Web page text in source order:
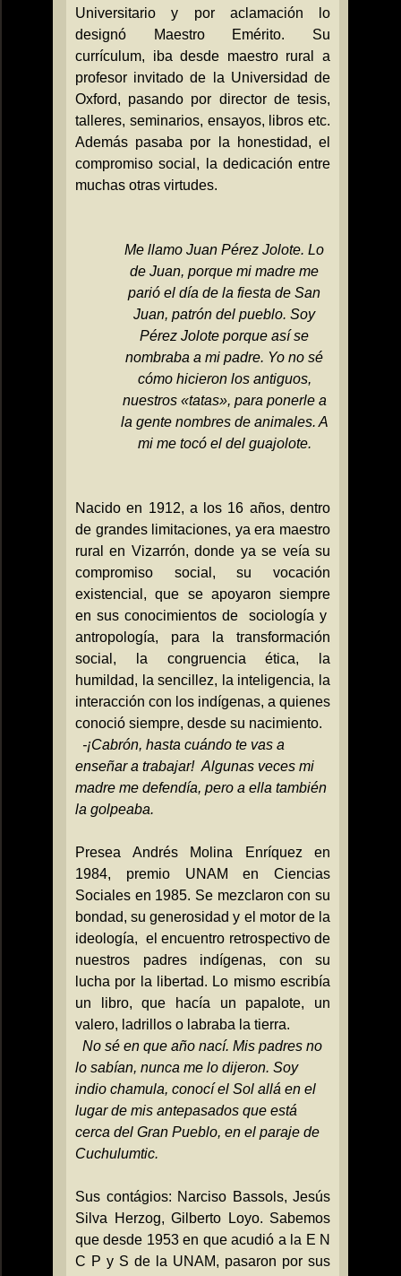
Universitario y por aclamación lo
designó Maestro Emérito. Su
currículum, iba desde maestro rural a
profesor invitado de
la Universidad de
Oxford, pasando por director de tesis,
talleres, seminarios, ensayos, libros etc.
Además pasaba por la honestidad, el
compromiso social, la dedicación entre
muchas otras virtudes.
Me llamo Juan Pérez Jolote. Lo
de Juan, porque mi madre me
parió el día de la fiesta de San
Juan, patrón del pueblo. Soy
Pérez Jolote porque así se
nombraba a mi padre. Yo no sé
cómo hicieron los antiguos,
nuestros «tatas», para ponerle a
la gente nombres de animales. A
mi me tocó el del guajolote.
Nacido en 1912, a los 16 años, dentro
de grandes limitaciones, ya era maestro
rural en Vizarrón, donde ya se veía su
compromiso social, su vocación
existencial, que se apoyaron siempre
en sus conocimientos de
sociología y
antropología, para la transformación
social, la congruencia ética, la
humildad, la sencillez, la inteligencia, la
interacción con los indígenas, a quienes
conoció siempre, desde su nacimiento.
-¡Cabrón, hasta cuándo te vas a
enseñar a trabajar! Algunas veces mi
madre me defendía, pero a ella también
la golpeaba.
Presea Andrés Molina Enríquez en
1984, premio UNAM en Ciencias
Sociales en 1985. Se mezclaron con su
bondad, su generosidad y el motor de la
ideología, el encuentro retrospectivo de
nuestros padres indígenas, con su
lucha por la libertad. Lo mismo escribía
un libro, que hacía un papalote, un
valero, ladrillos o labraba la tierra.
No sé en que año nací. Mis padres no
lo sabían, nunca me lo dijeron. Soy
indio chamula, conocí el Sol allá en el
lugar de mis antepasados que está
cerca del Gran Pueblo, en el paraje de
Cuchulumtic.
Sus contágios: Narciso Bassols, Jesús
Silva Herzog, Gilberto Loyo. Sabemos
que desde 1953 en que acudió a la E N
C P y S de la UNAM, pasaron por sus